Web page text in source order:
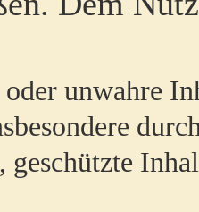
unwahre
geschützte